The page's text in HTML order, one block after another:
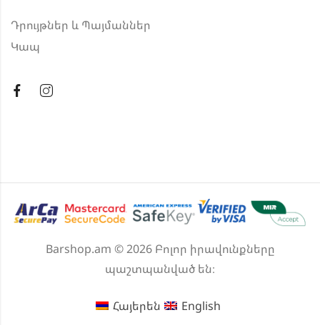
Դրույթներ և Պայմաններ
Կապ
Barshop.am © 2026 Բոլոր իրավունքները
պաշտպանված են։
Հայերեն English